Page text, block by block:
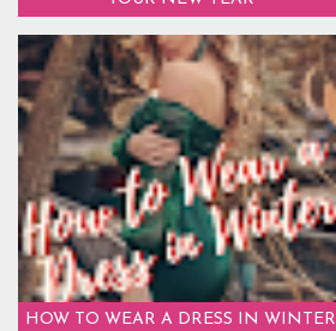
HOW TO WEAR A DRESS IN WINTER